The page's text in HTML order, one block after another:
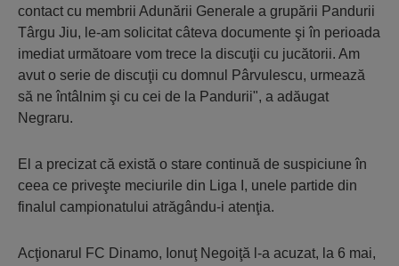
contact cu membrii Adunării Generale a grupării Pandurii
Târgu Jiu, le-am solicitat câteva documente şi în perioada
imediat următoare vom trece la discuţii cu jucătorii. Am
avut o serie de discuţii cu domnul Pârvulescu, urmează
să ne întâlnim şi cu cei de la Pandurii", a adăugat
Negraru.
El a precizat că există o stare continuă de suspiciune în
ceea ce priveşte meciurile din Liga I, unele partide din
finalul campionatului atrăgându-i atenţia.
Acţionarul FC Dinamo, Ionuţ Negoiţă l-a acuzat, la 6 mai,